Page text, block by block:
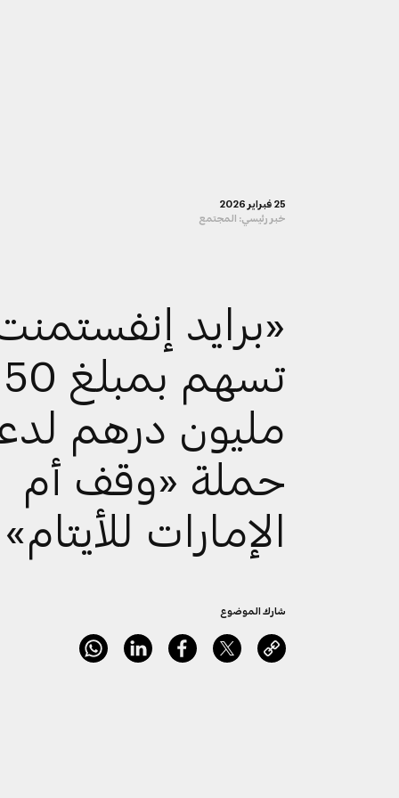
25 فبراير 2026
خبر رئيسي: المجتمع
«برايد
تسهم بمبلغ 50
مليون درهم
حملة «وقف أم
الإمارات للأيتام»
شارك الموضوع